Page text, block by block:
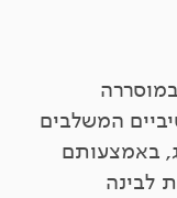
המשלבים
באמצעותם
לבינה